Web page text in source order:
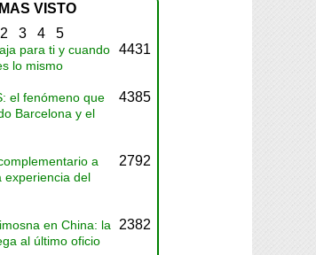
VISTO
2 3 4 5
para ti y cuando
lo mismo
4431
el fenómeno que
Barcelona y el
4385
a
experiencia del
2792
en China: la
al último oficio
2382